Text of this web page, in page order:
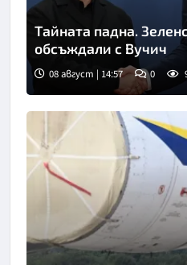
Тайната падна.
обсъждали с Вучич
08 август | 14:57 0